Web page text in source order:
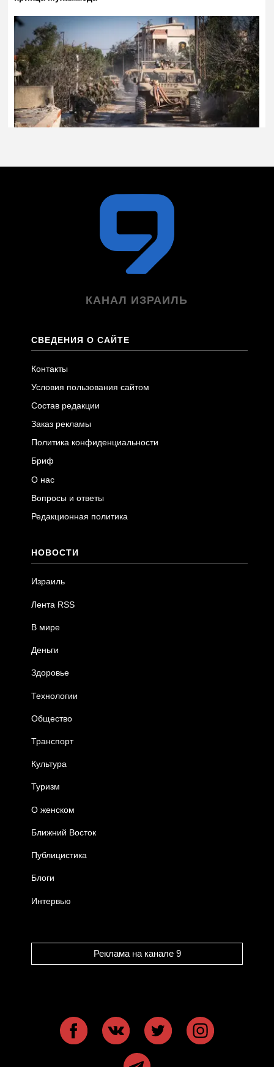
КАНАЛ ИЗРАИЛЬ
СВЕДЕНИЯ О САЙТЕ
Контакты
Условия пользования сайтом
Состав редакции
Заказ рекламы
Политика конфиденциальности
Бриф
О нас
Вопросы и ответы
Редакционная политика
НОВОСТИ
Израиль
Лента RSS
В мире
Деньги
Здоровье
Технологии
Общество
Транспорт
Культура
Туризм
О женском
Ближний Восток
Публицистика
Блоги
Интервью
Реклама на канале 9